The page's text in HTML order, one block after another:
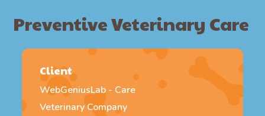
Preventive Veterinary Care
Client
WebGeniusLab - Care
Veterinary Company